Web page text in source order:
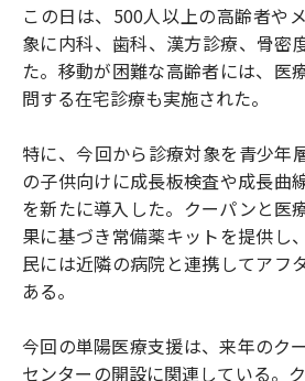
この日は、500人以上の高齢者や
象に内科、歯科、漢方診療、骨密
た。移動が困難な高齢者には、医
問する在宅診療も実施された。
特に、今回から診療対象を青少年
の子供向けに成長板検査や成長曲
を新たに導入した。クーパンと医
果に基づき常備薬キットを提供し
民には近隣の病院と連携してアフ
ある。
今回の単陽医療支援は、来年のク
センターの開設に関連している。